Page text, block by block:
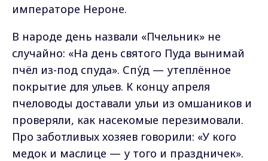
императоре Нероне.
В народе день назвали «Пчельник» не
случайно: «На день святого Пуда вынимай
пчёл из-под спуда». Спу́д — утеплённое
покрытие для ульев. К концу апреля
пчеловоды доставали ульи из омшаников и
проверяли, как насекомые перезимовали.
Про заботливых хозяев говорили: «У кого
медок и маслице — у того и праздничек».